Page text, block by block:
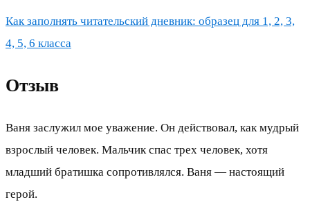
Как заполнять читательский дневник: образец для 1, 2, 3,
4, 5, 6 класса
Отзыв
Ваня заслужил мое уважение. Он действовал, как мудрый
взрослый человек. Мальчик спас трех человек, хотя
младший братишка сопротивлялся. Ваня — настоящий
герой.